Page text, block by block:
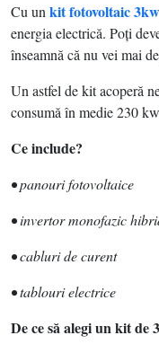
Cu un kit fotovoltaic 3kw
energia electrică. Poţi
înseamnă că nu vei mai
Un astfel de kit acoperă
consumă în medie 230
Ce include?
• panouri fotovoltaice
• invertor monofazic
• cabluri de curent
• tablouri electrice
De ce să alegi un kit de